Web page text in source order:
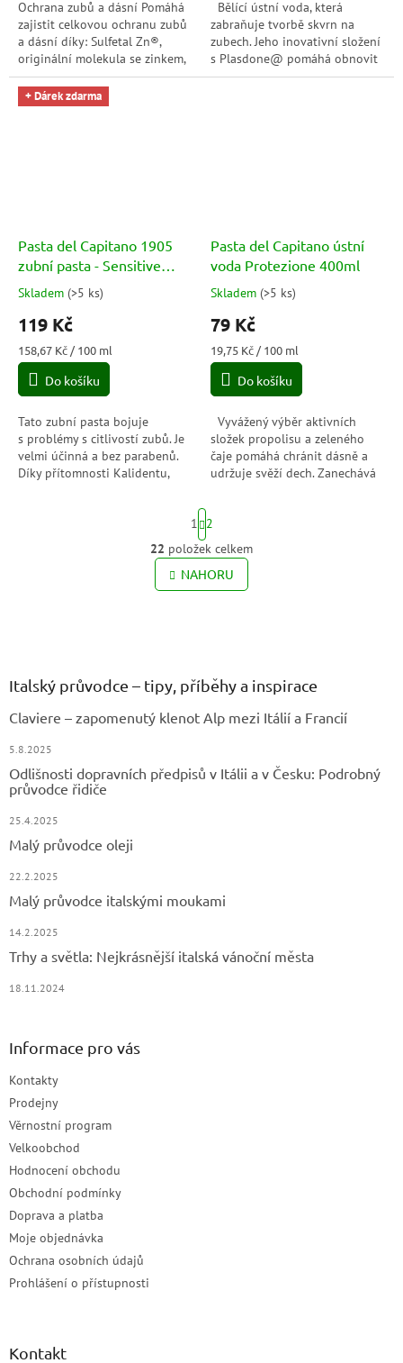
Ochrana zubů a dásní Pomáhá
zajistit celkovou ochranu zubů
a dásní díky: Sulfetal Zn®,
originální molekula se zinkem,
která má čisticí a
antibakteriální vlastnosti;
fluor,...
Bělící ústní voda, která
zabraňuje tvorbě skvrn na
zubech. Jeho inovativní složení
s Plasdone@ pomáhá obnovit
a udržovat přirozenou bělost
+ Dárek zdarma
Pasta del Capitano 1905
zubní pasta - Sensitive
75ml
Průměrné
produktu
je
3,0
5
hvězdiček.
Skladem (>5 ks)
119 Kč
Měrná
cena:
158,67 Kč / 100 ml
Do košíku
Tato zubní pasta bojuje
s problémy s citlivostí zubů. Je
velmi účinná a bez parabenů.
Díky přítomnosti Kalidentu,
Pasta del Capitano ústní
voda Protezione 400ml
Průměrné
produktu
je
5,0
5
hvězdiček.
Skladem (>5 ks)
79 Kč
Měrná
cena:
19,75 Kč / 100 ml
Do košíku
Vyvážený výběr aktivních
složek propolisu a zeleného
čaje pomáhá chránit dásně a
udržuje svěží dech. Zanechává
obsahující...
O
v
l
í
p
r
v
v
S
t
r
á
n
k
1
2
22 položek celkem
NAHORU
Italský průvodce – tipy, příběhy a inspirace
Claviere – zapomenutý klenot Alp mezi Itálií a Francií
5.8.2025
Odlišnosti dopravních předpisů v Itálii a v Česku: Podrobný
průvodce řidiče
25.4.2025
Malý průvodce oleji
22.2.2025
Malý průvodce italskými moukami
14.2.2025
Trhy a světla: Nejkrásnější italská vánoční města
18.11.2024
Informace pro vás
Kontakty
Prodejny
Věrnostní program
Velkoobchod
Hodnocení obchodu
Obchodní podmínky
Doprava a platba
Moje objednávka
Ochrana osobních údajů
Prohlášení o přístupnosti
Kontakt